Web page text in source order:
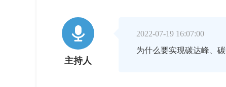

主持人
2022-07-19 16:07:00
为什么要实现碳达峰、